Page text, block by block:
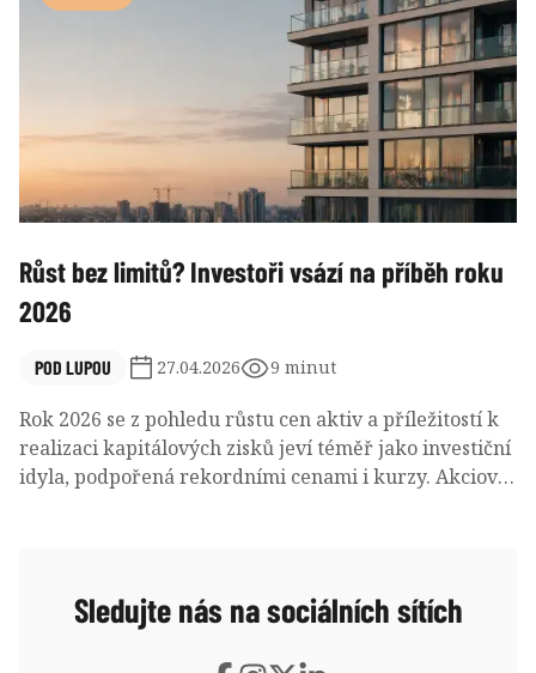
Růst bez limitů? Investoři vsází na příběh roku
2026
POD LUPOU 27.04.2026 9 minut
Rok 2026 se z pohledu růstu cen aktiv a příležitostí k
realizaci kapitálových zisků jeví téměř jako investiční
idyla, podpořená rekordními cenami i kurzy. Akciové
hypoteční financování dosáhnou.
Sledujte nás na sociálních sítích